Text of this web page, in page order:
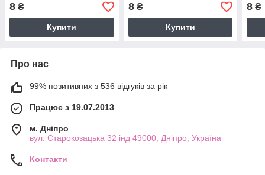
8 ₴
Купити
8₴
Купити
8 ₴
Про нас
99% позитивних з 536 відгуків за рік
Працює з 19.07.2013
м. Дніпро
вул. Старокозацька 32 інд 49000, Дніпро, Україна
Контакти